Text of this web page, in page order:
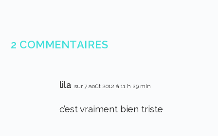
2 COMMENTAIRES
lila sur 7 août 2012 à 11 h 29 min
c’est vraiment bien triste